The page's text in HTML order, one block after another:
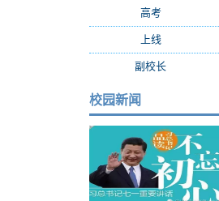
高考(9)
上线(7)
副校长
校园新闻